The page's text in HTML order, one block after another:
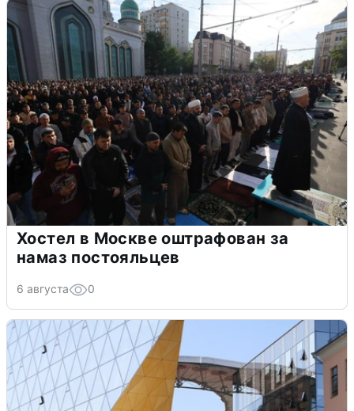
Хостел в Москве оштрафован за
намаз постояльцев
6 августа 0